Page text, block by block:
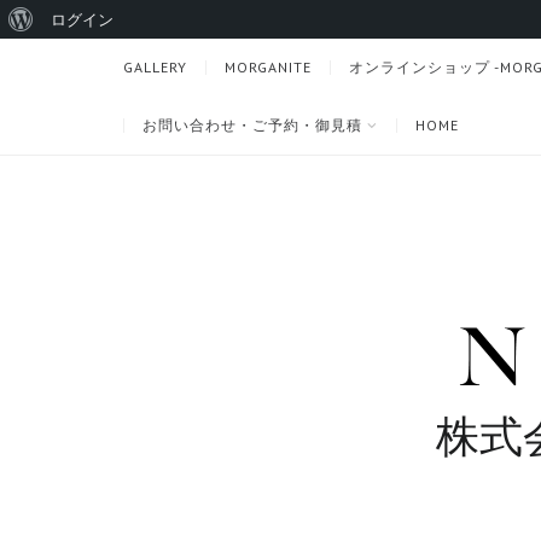
GALLERY MORGANITE オンラインショップ -
お問い合わせ・ご予約・御見積 HOME
株式
WordPress
ログイン